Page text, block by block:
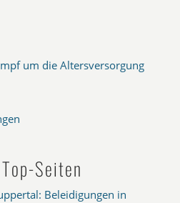
um die Altersversorgung
Seiten
Beleidigungen in